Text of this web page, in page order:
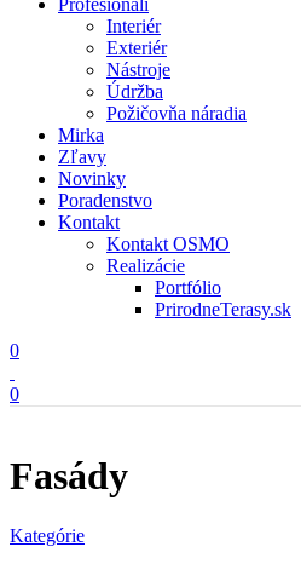
Profesionáli
Interiér
Exteriér
Nástroje
Údržba
Požičovňa náradia
Mirka
Zľavy
Novinky
Poradenstvo
Kontakt
Kontakt OSMO
Realizácie
Portfólio
PrirodneTerasy.sk
0
0
Fasády
Kategórie